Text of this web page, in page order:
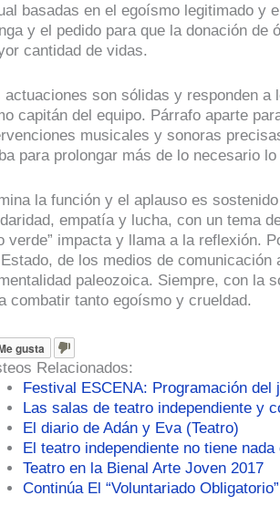
basadas en el egoísmo legitimado y
y el pedido para que la donación de
cantidad de vidas.
actuaciones son sólidas y responden
capitán del equipo. Párrafo aparte
musicales y sonoras
para prolongar más de lo necesario
la función y el aplauso es
empatía y lucha, con un tema
verde” impacta y llama a la reflexión.
de los medios de
paleozoica. Siempre, con la
combatir tanto egoísmo y crueldad.
gusta
Relacionados:
Festival ESCENA: Programación
Las salas de teatro independiente y
El diario de Adán y Eva (Teatro)
El teatro independiente no tiene
Teatro en la Bienal Arte Joven 2017
Continúa El “Voluntariado